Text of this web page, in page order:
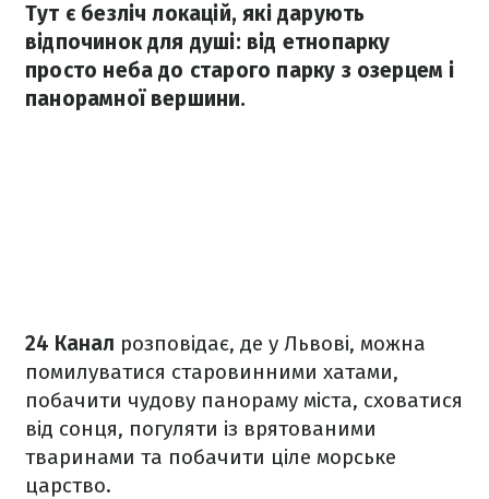
Тут є безліч локацій, які дарують
відпочинок для душі: від етнопарку
просто неба до старого парку з озерцем і
панорамної вершини.
24 Канал розповідає, де у Львові, можна
помилуватися старовинними хатами,
побачити чудову панораму міста, сховатися
від сонця, погуляти із врятованими
тваринами та побачити ціле морське
царство.